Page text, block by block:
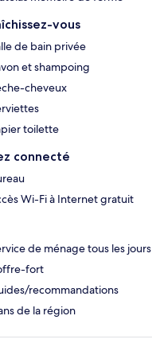
vous
de bain privée
et shampoing
cheveux
toilette
connecté
Wi-Fi à Internet gratuit
de ménage tous les jours
fort
recommandations
de la région